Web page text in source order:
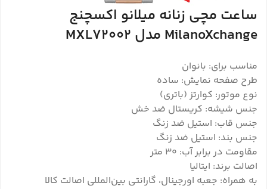
ساعت مچی زنانه میلانو اکسچنج
MilanoXchange مدل MXL72002
مناسب برای: بانوان
طرح صفحه نمایش: ساده
نوع موتور: کوارتز (باتری)
جنس شیشه: کریستال ضد خش
جنس قاب: استیل ضد زنگ
جنس بند: استیل ضد زنگ
مقاومت در برابر آب: 30 متر
اصالت برند: ایتالیا
به همراه: جعبه اورجینال، گارانتی بین‌المللی اصالت کالا